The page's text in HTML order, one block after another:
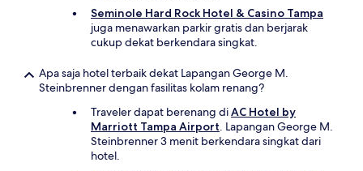
Seminole Hard Rock Hotel & Casino Tampa
juga menawarkan parkir gratis dan berjarak
cukup dekat berkendara singkat.
Apa saja hotel terbaik dekat Lapangan George M.
Steinbrenner dengan fasilitas kolam renang?
Traveler dapat berenang diAC Hotel by
Marriott Tampa Airport. Lapangan George M.
Steinbrenner 3 menit berkendara singkat dari
hotel.